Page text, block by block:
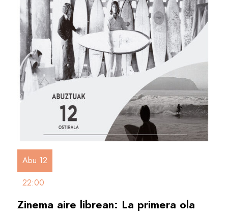
Abu 12
22:00
Zinema aire librean: La primera ola